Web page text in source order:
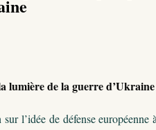
lumière de la guerre d’Ukraine
l’idée de défense européenne